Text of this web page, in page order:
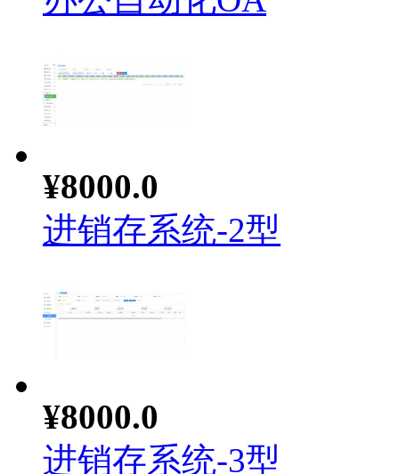
¥8000.0
进销存系统-2型
¥8000.0
进销存系统-3型